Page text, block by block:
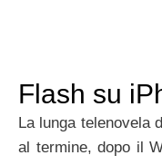
Flash su
La lunga telenovela
al termine, dopo il